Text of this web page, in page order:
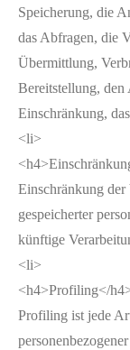
Speicherung, die
das Abfragen, die
Übermittlung,
Bereitstellung,
Einschränkung,
<li>
Einschränkung
gespeicherter
künftige
<li>
<h4>Profiling</
Profiling ist jede